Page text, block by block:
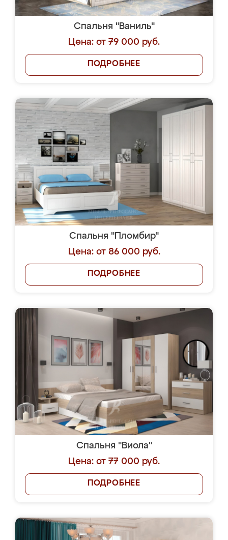
Спальня "Ваниль"
Цена: от 79 000 руб.
ПОДРОБНЕЕ
Спальня "Пломбир"
Цена: от 86 000 руб.
ПОДРОБНЕЕ
Спальня "Виола"
Цена: от 77 000 руб.
ПОДРОБНЕЕ